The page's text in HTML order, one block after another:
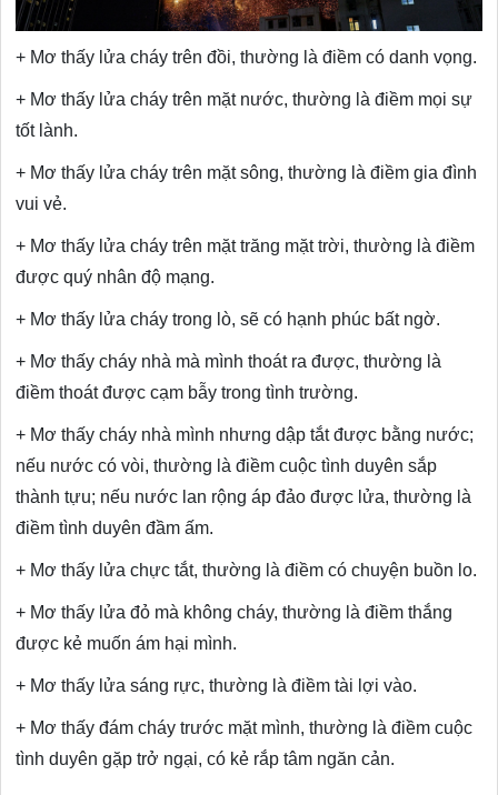
+ Mơ thấy lửa cháy trên đồi, thường là điềm có danh vọng.
+ Mơ thấy lửa cháy trên mặt nước, thường là điềm mọi sự
tốt lành.
+ Mơ thấy lửa cháy trên mặt sông, thường là điềm gia đình
vui vẻ.
+ Mơ thấy lửa cháy trên mặt trăng mặt trời, thường là điềm
được quý nhân độ mạng.
+ Mơ thấy lửa cháy trong lò, sẽ có hạnh phúc bất ngờ.
+ Mơ thấy cháy nhà mà mình thoát ra được, thường là
điềm thoát được cạm bẫy trong tình trường.
+ Mơ thấy cháy nhà mình nhưng dập tắt được bằng nước;
nếu nước có vòi, thường là điềm cuộc tình duyên sắp
thành tựu; nếu nước lan rộng áp đảo được lửa, thường là
điềm tình duyên đầm ấm.
+ Mơ thấy lửa chực tắt, thường là điềm có chuyện buồn lo.
+ Mơ thấy lửa đỏ mà không cháy, thường là điềm thắng
được kẻ muốn ám hại mình.
+ Mơ thấy lửa sáng rực, thường là điềm tài lợi vào.
+ Mơ thấy đám cháy trước mặt mình, thường là điềm cuộc
tình duyên gặp trở ngại, có kẻ rắp tâm ngăn cản.